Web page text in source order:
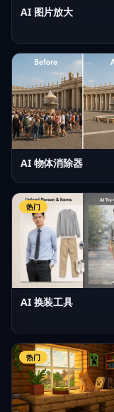
AI 图片放大
AI 物体消除器
热门
AI 换装工具
热门